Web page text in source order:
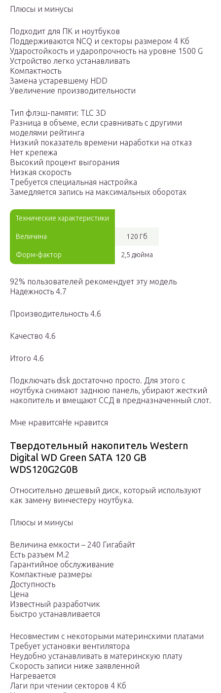
Плюсы и минусы
Подходит для ПК и ноутбуков
Поддерживаются NCQ и секторы размером 4 Кб
Ударостойкость и ударопрочность на уровне 1500 G
Устройство легко устанавливать
Компактность
Замена устаревшему HDD
Увеличение производительности
Тип флэш-памяти: TLC 3D
Разница в объеме, если сравнивать с другими
моделями рейтинга
Низкий показатель времени наработки на отказ
Нет крепежа
Высокий процент выгорания
Низкая скорость
Требуется специальная настройка
Замедляется запись на максимальных оборотах
Технические характеристики
Величина 120 Гб
Форм-фактор 2,5 дюйма
92% пользователей рекомендует эту модель
Надежность 4.7
Производительность 4.6
Качество 4.6
Итого 4.6
Подключать disk достаточно просто. Для этого с
ноутбука снимают заднюю панель, убирают жесткий
накопитель и вмещают ССД в предназначенный слот.
Мне нравитсяНе нравится
Твердотельный накопитель Western
Digital WD Green SATA 120 GB
WDS120G2G0B
Относительно дешевый диск, который используют
как замену винчестеру ноутбука.
Плюсы и минусы
Величина емкости – 240 Гигабайт
Есть разъем M.2
Гарантийное обслуживание
Компактные размеры
Доступность
Цена
Известный разработчик
Быстро устанавливается
Несовместим с некоторыми материнскими платами
Требует установки вентилятора
Неудобно устанавливать в материнскую плату
Скорость записи ниже заявленной
Нагревается
Лаги при чтении секторов 4 Кб